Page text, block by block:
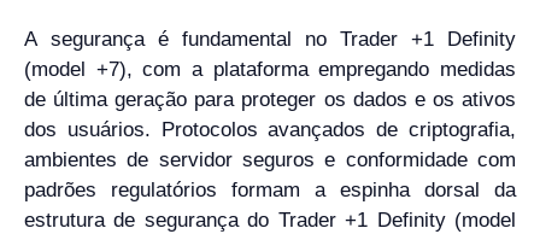
A segurança é fundamental no Trader +1 Definity
(model +7), com a plataforma empregando medidas
de última geração para proteger os dados e os ativos
dos usuários. Protocolos avançados de criptografia,
ambientes de servidor seguros e conformidade com
padrões regulatórios formam a espinha dorsal da
estrutura de segurança do Trader +1 Definity (model